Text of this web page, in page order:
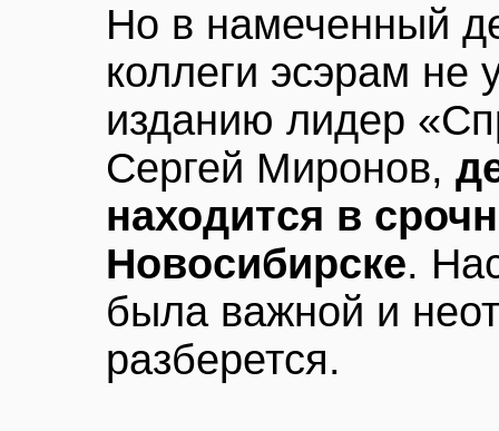
Но в намеченный
коллеги эсэрам не
изданию лидер
Сергей Миронов,
находится в
Новосибирске.
была важной и
разберется.